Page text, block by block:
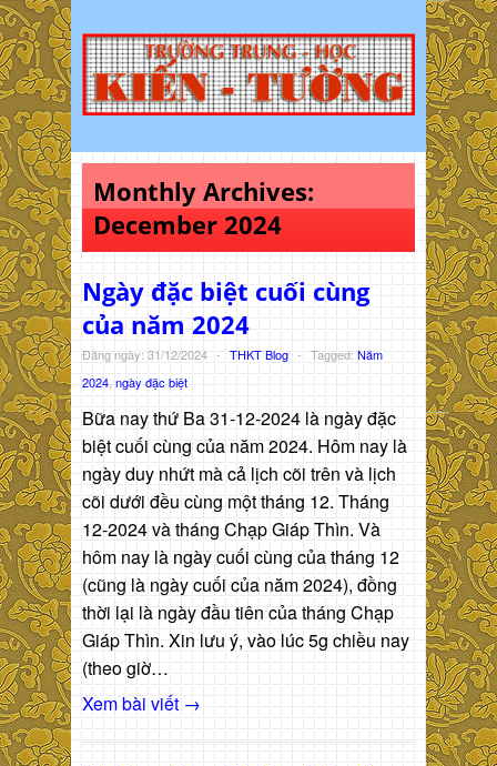
Monthly Archives:
December 2024
Ngày đặc biệt cuối cùng
của năm 2024
Đăng ngày: 31/12/2024 - THKT Blog - Tagged: Năm
2024 ngày đặc biệt
Bữa nay thứ Ba 31-12-2024 là ngày đặc
biệt cuối cùng của năm 2024. Hôm nay là
ngày duy nhứt mà cả lịch cõi trên và lịch
cõi dưới đều cùng một tháng 12. Tháng
12-2024 và tháng Chạp Giáp Thìn. Và
hôm nay là ngày cuối cùng của tháng 12
(cũng là ngày cuối của năm 2024), đồng
thời lại là ngày đầu tiên của tháng Chạp
Giáp Thìn. Xin lưu ý, vào lúc 5g chiều nay
(theo giờ…
Xem bài viết →